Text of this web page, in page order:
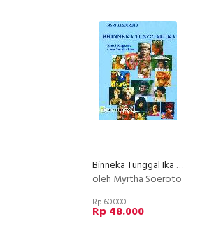
Binneka Tunggal Ika : Kenali Bangsamu Cintai Tanah Airmu
oleh Myrtha Soeroto
Rp 60.000
Rp 48.000